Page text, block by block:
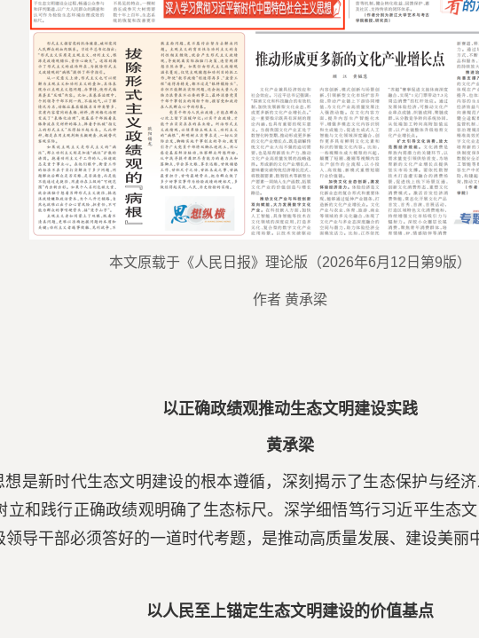
本文原载于《人民日报》理论版（2026年6月12日第9版）
作者 黄承梁
以正确政绩观推动生态文明建设实践
黄承梁
想是新时代生态文明建设的根本遵循，深刻揭示了生态保护与经
立和践行正确政绩观明确了生态标尺。深学细悟笃行习近平生态
导干部必须答好的一道时代考题，是推动高质量发展、建设美丽
以人民至上锚定生态文明建设的价值基点